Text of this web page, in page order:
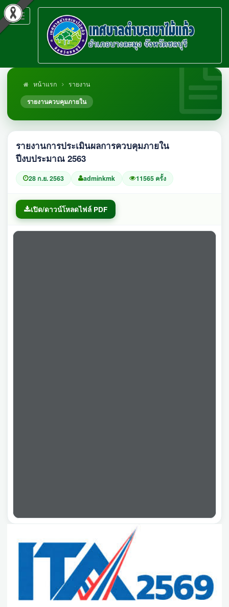
Toggle
navigation
หน้าแรก
รายงาน
รายงานควบคุมภายใน
รายงานการประเมินผลการควบคุมภายใน
ปีงบประมาณ 2563
28 ก.ย. 2563 adminkmk 11565 ครั้ง
เปิด/ดาวน์โหลดไฟล์ PDF